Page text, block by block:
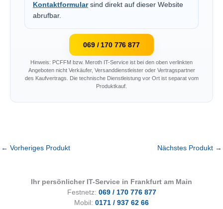
Kontaktformularsind direkt auf dieser Website
abrufbar.
069 / 170 776 877
Hinweis: PCFFM bzw. Meroth IT-Service ist bei den oben verlinkten
Angeboten nicht Verkäufer, Versanddienstleister oder Vertragspartner
des Kaufvertrags. Die technische Dienstleistung vor Ort ist separat vom
Produktkauf.
← Vorheriges Produkt Nächstes Produkt →
Ihr persönlicher IT-Service in Frankfurt am Main
Festnetz: 069 / 170 776 877
Mobil: 0171 / 937 62 66